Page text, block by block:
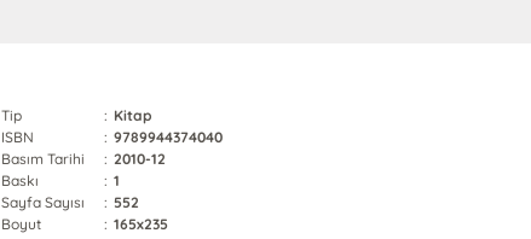
Tip : Kitap
ISBN
: 9789944374040
Basım Tarihi
: 2010-12
Baskı
: 1
Sayfa Sayısı
: 552
Boyut
: 165x235